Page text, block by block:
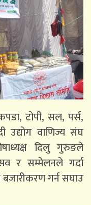
टोपी, सल, पर्स,
उद्योग वाणिज्य संघ
दिलु गुरुङले
र सम्मेलनले गर्दा
गर्न सघाउ